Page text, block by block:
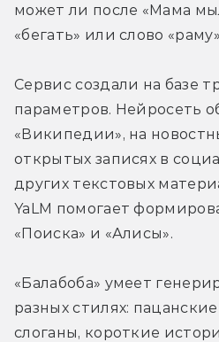
может ли после «Мама
«бегать» или слово
Сервис создали на базе
параметров. Нейросеть
«Википедии», на
открытых записях в
других текстовых
YaLM помогает
«Поиска» и «Алисы».
«Балабоба» умеет
разных стилях:
слоганы, короткие